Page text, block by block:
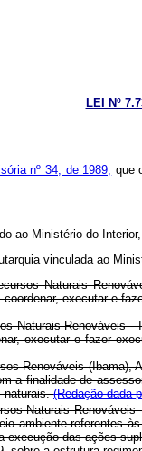
LEI Nº
nº 34, de 1989, que
ao Ministério do
vinculada ao
Naturais
executar e
Naturais Renováveis
executar e fazer
Renováveis
a finalidade de
naturais.(Redação dada
Naturais
ambiente referentes
das ações